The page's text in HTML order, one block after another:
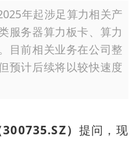
年起涉足算力相关产
服务器算力板卡、算力
目前相关业务在公司整
预计后续将以较快速度
） 提问，现